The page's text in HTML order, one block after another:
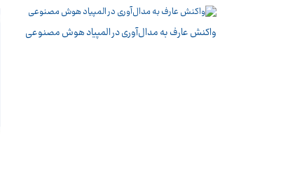
واکنش عارف به مدال‌آوری در المپیاد هوش مصنوعی